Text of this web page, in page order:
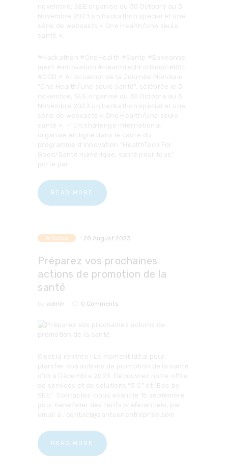
#Hackathon #OneHealth #Sante #Environne
ment #Innovation #HealthTechForGood #RSE
#ODD📌 A l’occasion de la Journée Mondiale
“One Health/Une seule santé”, célébrée le 3
novembre, SEE organise du 30 Octobre au 3
Novembre 2023 un hackathon spécial et une
série de webcasts « One Health/Une seule
santé ». ✅ Un challenge international
organisé en ligne dans le cadre du
programme d’innovation “HealthTech For
Good/Santé numérique, santé pour tous”,
porté par…
READ MORE
Articles 28 August 2023
Préparez vos prochaines
actions de promotion de la
santé
admin 0 Comments
C’est la rentrée ! Le moment idéal pour
planifier vos actions de promotion de la santé
d’ici à Décembre 2023. Découvrez notre offre
de services et de solutions “5 C” et “Bee by
SEE” Contactez-nous avant le 15 septembre
pour bénéficier des tarifs préférentiels, par
email à : contact@santeenentreprise.com
READ MORE